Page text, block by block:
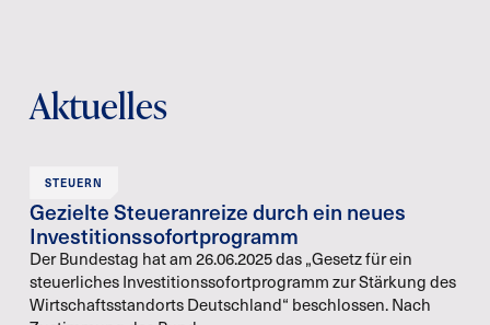
Aktuelles
STEUERN
Gezielte Steueranreize durch ein neues
Investitionssofortprogramm
Der Bundestag hat am 26.06.2025 das „Gesetz für ein
steuerliches Investitionssofortprogramm zur Stärkung des
Wirtschaftsstandorts Deutschland“ beschlossen. Nach